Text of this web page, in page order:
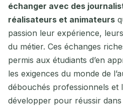
échanger avec des
réalisateurs et animateurs
passion leur expérience,
du métier. Ces échanges
permis aux étudiants d’en
les exigences du monde de
débouchés professionnels et
développer pour réussir dans